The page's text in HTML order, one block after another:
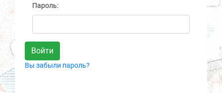
О нас
Контакты
Партнеры
Пароль:
Вы забыли пароль?